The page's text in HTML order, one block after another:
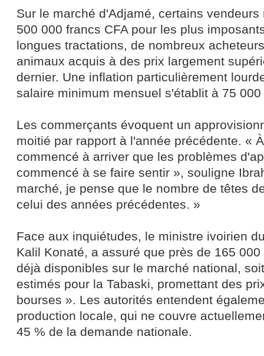
Sur le marché d'Adjamé, certains
500 000 francs CFA pour les plus
longues tractations, de nombreux
animaux acquis à des prix largement
dernier. Une inflation particulièrement
salaire minimum mensuel s'établit à 75 000
Les commerçants évoquent un
moitié par rapport à l'année précédente. «
commencé à arriver que les problèmes
commencé à se faire sentir », souligne
marché, je pense que le nombre de têtes
celui des années précédentes. »
Face aux inquiétudes, le ministre ivoirien
Kalil Konaté, a assuré que près de 165
déjà disponibles sur le marché national,
estimés pour la Tabaski, promettant des
bourses ». Les autorités entendent
production locale, qui ne couvre
45 % de la demande nationale.